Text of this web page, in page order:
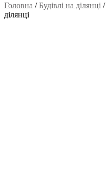
Головна /Будівлі на ділянці /
ділянці